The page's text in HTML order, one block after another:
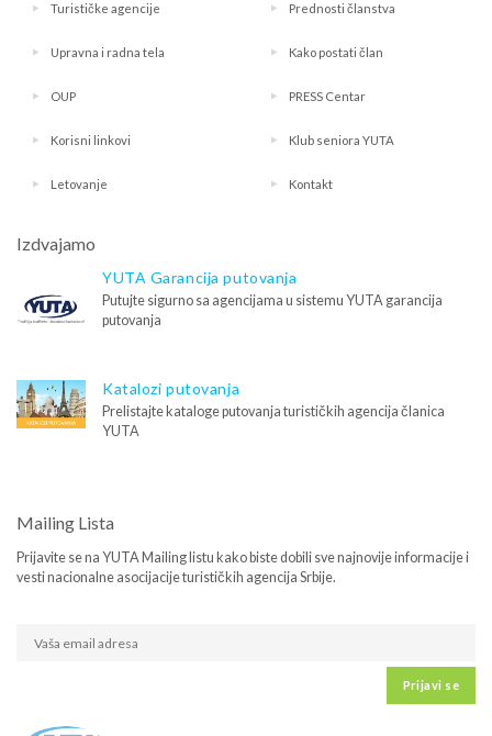
Turističke agencije Prednosti članstva
Upravna i radna tela Kako postati član
OUP PRESS Centar
Korisni linkovi Klub seniora YUTA
Letovanje Kontakt
Izdvajamo
YUTA Garancija putovanja
Putujte sigurno sa agencijama u sistemu YUTA garancija
putovanja
Katalozi putovanja
Prelistajte kataloge putovanja turističkih agencija članica
YUTA
Mailing Lista
Prijavite se na YUTA Mailing listu kako biste dobili sve najnovije informacije i
vesti nacionalne asocijacije turističkih agencija Srbije.
Prijavi se